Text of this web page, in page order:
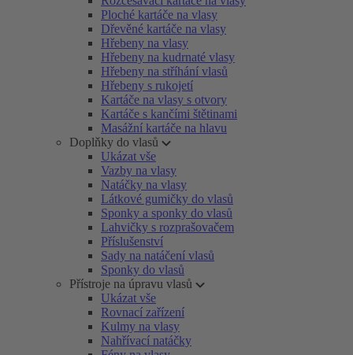
Ploché kartáče na vlasy
Dřevěné kartáče na vlasy
Hřebeny na vlasy
Hřebeny na kudrnaté vlasy
Hřebeny na stříhání vlasů
Hřebeny s rukojetí
Kartáče na vlasy s otvory
Kartáče s kančími štětinami
Masážní kartáče na hlavu
Doplňky do vlasů
Ukázat vše
Vazby na vlasy
Natáčky na vlasy
Látkové gumičky do vlasů
Sponky a sponky do vlasů
Lahvičky s rozprašovačem
Příslušenství
Sady na natáčení vlasů
Sponky do vlasů
Přístroje na úpravu vlasů
Ukázat vše
Rovnací zařízení
Kulmy na vlasy
Nahřívací natáčky